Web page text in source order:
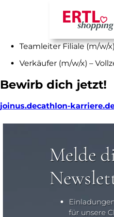
NEUE CHALLENGE
Komm‘ in unser Team und
Teamleiter Filiale (m/w/
Verkäufer (m/w/x) –
Bewirb dich jetzt!
joinus.decathlon-
Melde
für unsere